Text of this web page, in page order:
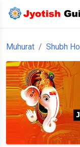
Muhurat Shubh